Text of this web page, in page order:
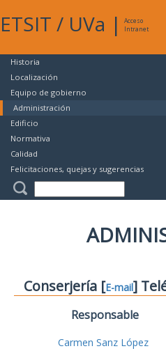
ETSIT / UVa |
Acceso
Intranet
Historia
Localización
Equipo de gobierno
Administración
Edificio
Normativa
Calidad
Felicitaciones, quejas y sugerencias
Conserjería [E-mail]
Responsable
Carmen Sanz López